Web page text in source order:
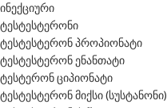
ინექციური
ტესტესტერონი
ტესტესტერონ პროპიონატი
ტესტესტერონ ენანთატი
ტესტერონ ციპიონატი
ტესტესტერონ მიქსი (სუსტანონი)